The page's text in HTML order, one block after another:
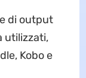
di output
utilizzati,
Kobo e